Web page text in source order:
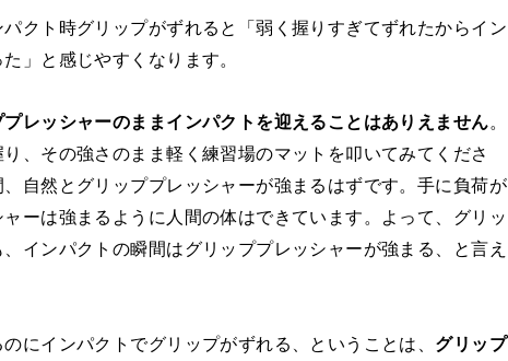
クト時グリップがずれると「弱く握りすぎてずれたからイン
」と感じやすくなります。
レッシャーのままインパクトを迎えることはありえません。
、その強さのまま軽く練習場のマットを叩いてみてくださ
自然とグリッププレッシャーが強まるはずです。手に負荷が
ーは強まるように人間の体はできています。よって、グリッ
インパクトの瞬間はグリッププレッシャーが強まる、と言え
にインパクトでグリップがずれる、ということは、 グリップ